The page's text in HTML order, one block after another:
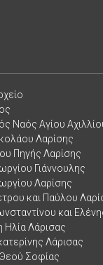
Ναός Αγίου
Λαρίσης
Πηγής Λαρίσης
Γιάννουλης
Λαρίσης
και Παύλου
και
Ηλία Λάρισας
Λάρισας
Σοφίας